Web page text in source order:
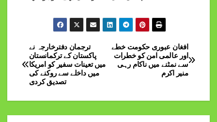
Post
navigation
افغان عبوری حکومت خطے
اور عالمی امن کو خطرات
سے نمٹنے میں ناکام رہی
منیر اکرم
ترجمان دفترخارجہ نے
پاکستان کے ترکمانستان
میں تعینات سفیر کو امریکا
میں داخلے سے روکنے کی
تصدیق کردی